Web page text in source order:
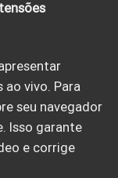
vivo. Para
seu navegador
Isso garante
e corrige